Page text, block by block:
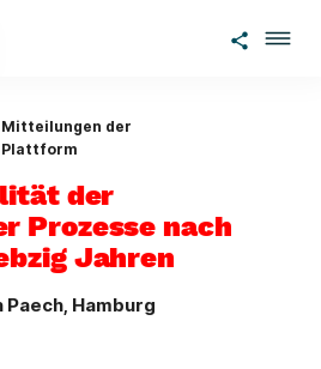
Mitteilungen der
Plattform
der
Prozesse nach
Jahren
Paech, Hamburg